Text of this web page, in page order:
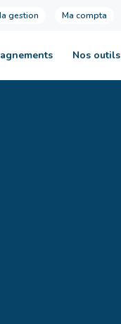
gestion Ma compta
Nos outils